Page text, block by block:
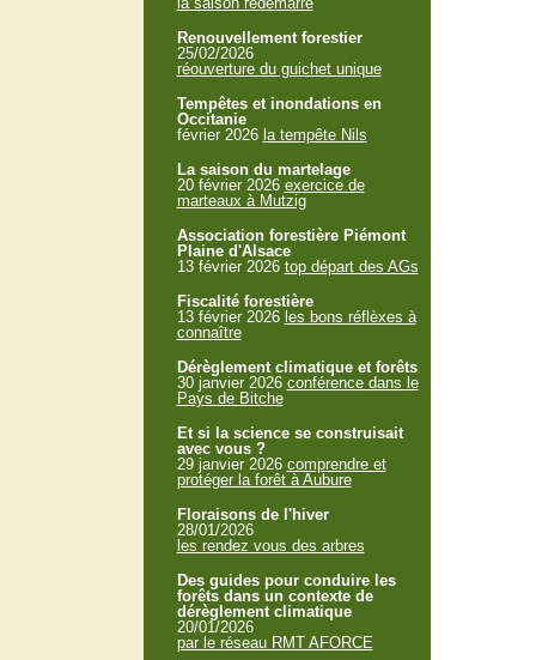
Renouvellement forestier
25/02/2026
réouverture du guichet unique
Tempêtes et inondations en
Occitanie
février 2026 la tempête Nils
La saison du martelage
20 février 2026 exercice de
marteaux à Mutzig
Association forestière Piémont
Plaine d'Alsace
13 février 2026 top départ des AGs
Fiscalité forestière
13 février 2026 les bons réflèxes à
connaître
Dérèglement climatique et forêts
30 janvier 2026 conférence dans le
Pays de Bitche
Et si la science se construisait
avec vous ?
29 janvier 2026 comprendre et
protéger la forêt à Aubure
Floraisons de l'hiver
28/01/2026
les rendez vous des arbres
Des guides pour conduire les
forêts dans un contexte de
dérèglement climatique
20/01/2026
par le réseau RMT AFORCE